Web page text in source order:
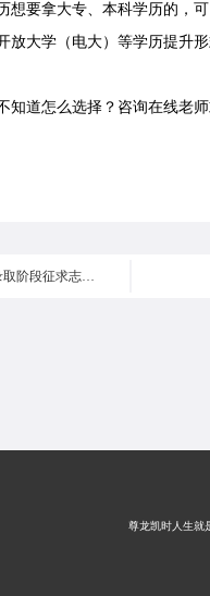
要拿大专、本科学历的，可
放大学（电大）等学历提升
知道怎么选择？咨询在线老
上一篇：江苏省2021年成人高校招生本科录取阶段征求志愿填报通告
尊龙凯时人生就